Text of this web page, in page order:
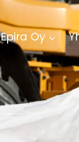
Epira Oy